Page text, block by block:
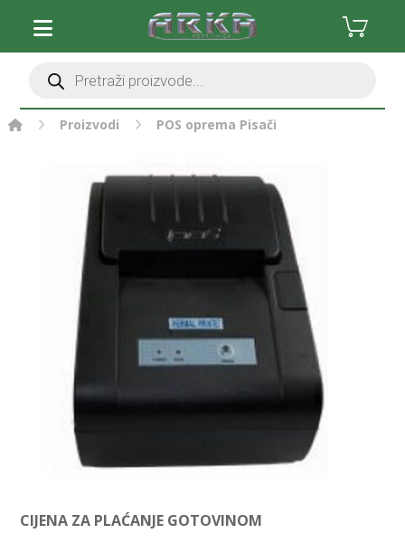
Proizvodi POS oprema Pisači
CIJENA ZA PLAĆANJE GOTOVINOM